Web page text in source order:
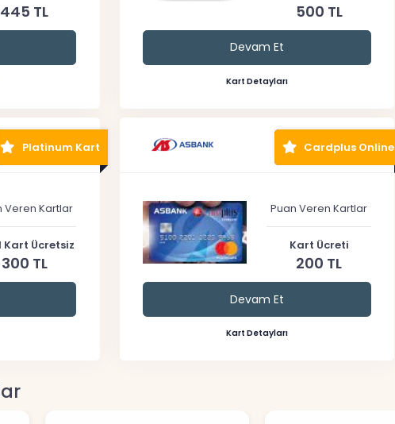
445 TL 500 TL
Devam Et
Kart Detayları
Platinum Kart
Veren Kartlar
Kart Ücretsiz
300 TL
Cardplus Online
Puan Veren Kartlar
Kart Ücreti
200 TL
Devam Et
Kart Detayları